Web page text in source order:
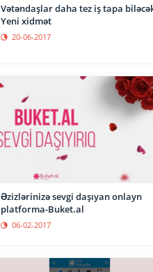
Vətəndaşlar daha tez iş tapa
Yeni xidmət
20-06-2017
Əzizlərinizə sevgi daşıyan onlayn
platforma-Buket.al
06-02-2017